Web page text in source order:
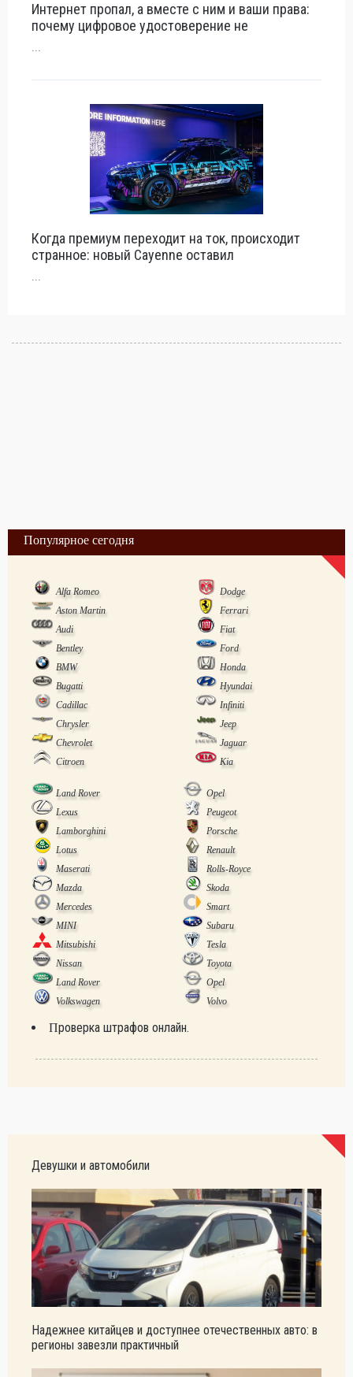
Интернет пропал, а вместе с ним и ваши права:
почему цифровое удостоверение не
...
Когда премиум переходит на ток, происходит
странное: новый Cayenne оставил
...
Популярное сегодня
Alfa Romeo
Dodge
Aston Martin
Ferrari
Audi
Fiat
Bentley
Ford
BMW
Honda
Bugatti
Hyundai
Cadillac
Infiniti
Chrysler
Jeep
Chevrolet
Jaguar
Citroen
Kia
Land Rover
Opel
Lexus
Peugeot
Lamborghini
Porsche
Lotus
Renault
Maserati
Rolls-Royce
Mazda
Skoda
Mercedes
Smart
MINI
Subaru
Mitsubishi
Tesla
Nissan
Toyota
Land Rover
Opel
Volkswagen
Volvo
Проверка штрафов онлайн.
Девушки и автомобили
Надежнее китайцев и доступнее отечественных авто: в
регионы завезли практичный